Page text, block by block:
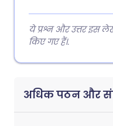
ये प्रश्न और उत्तर इस
किए गए हैं।.
अधिक पठन और